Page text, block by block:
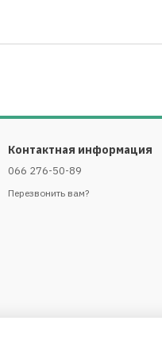
Контактная информация
066 276-50-89
Перезвонить вам?